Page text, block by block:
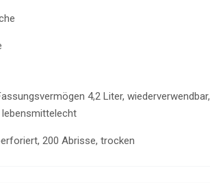
4,2 Liter, wiederverwendbar,
200 Abrisse, trocken